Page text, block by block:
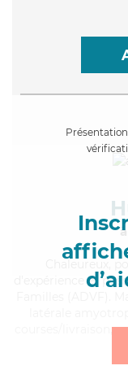
,
d'expérience et
courses/livraison,